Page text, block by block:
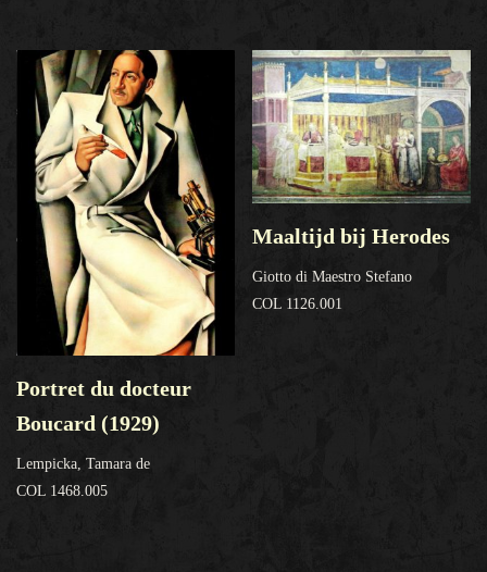
Portret du docteur
Boucard (1929)
Lempicka, Tamara de
COL 1468.005
Maaltijd bij Herodes
Giotto di Maestro Stefano
COL 1126.001